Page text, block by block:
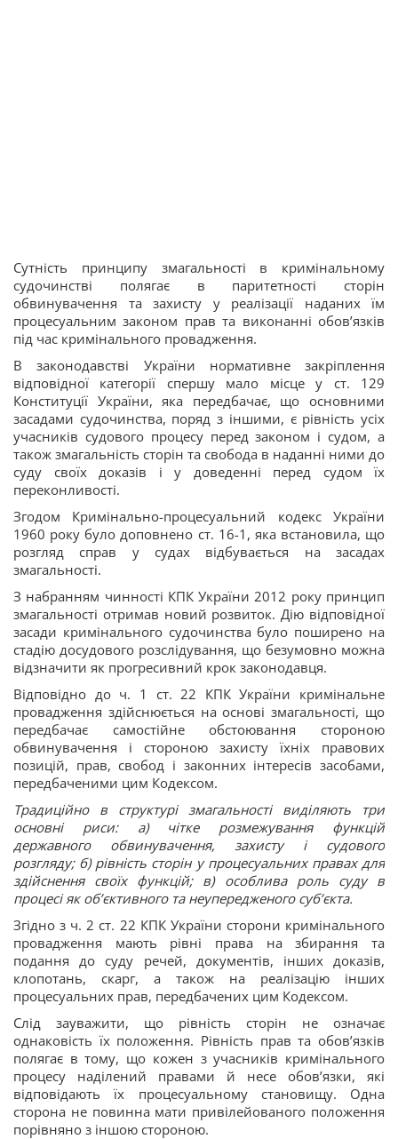
Сутність принципу змагальності в кримінальному
судочинстві полягає в паритетності сторін
обвинувачення та захисту у реалізації наданих їм
процесуальним законом прав та виконанні обов’язків
під час кримінального провадження.
В законодавстві України нормативне закріплення
відповідної категорії спершу мало місце у ст. 129
Конституції України, яка передбачає, що основними
засадами судочинства, поряд з іншими, є рівність усіх
учасників судового процесу перед законом і судом, а
також змагальність сторін та свобода в наданні ними до
суду своїх доказів і у доведенні перед судом їх
переконливості.
Згодом Кримінально-процесуальний кодекс України
1960 року було доповнено ст. 16-1, яка встановила, що
розгляд справ у судах відбувається на засадах
змагальності.
З набранням чинності КПК України 2012 року принцип
змагальності отримав новий розвиток. Дію відповідної
засади кримінального судочинства було поширено на
стадію досудового розслідування, що безумовно можна
відзначити як прогресивний крок законодавця.
Відповідно до ч. 1 ст. 22 КПК України кримінальне
провадження здійснюється на основі змагальності, що
передбачає самостійне обстоювання стороною
обвинувачення і стороною захисту їхніх правових
позицій, прав, свобод і законних інтересів засобами,
передбаченими цим Кодексом.
Традиційно в структурі змагальності виділяють три
основні риси: а) чітке розмежування функцій
державного обвинувачення, захисту і судового
розгляду; б) рівність сторін у процесуальних правах для
здійснення своїх функцій; в) особлива роль суду в
процесі як об’єктивного та неупередженого суб’єкта.
Згідно з ч. 2 ст. 22 КПК України сторони кримінального
провадження мають рівні права на збирання та
подання до суду речей, документів, інших доказів,
клопотань, скарг, а також на реалізацію інших
процесуальних прав, передбачених цим Кодексом.
Слід зауважити, що рівність сторін не означає
однаковість їх положення. Рівність прав та обов’язків
полягає в тому, що кожен з учасників кримінального
процесу наділений правами й несе обов’язки, які
відповідають їх процесуальному становищу. Одна
сторона не повинна мати привілейованого положення
порівняно з іншою стороною.